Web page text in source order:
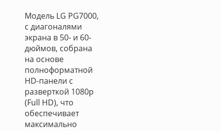
Модель LG PG7000,
с диагоналями
экрана в 50- и 60-
дюймов, собрана
на основе
полноформатной
HD-панели с
разверткой 1080p
(Full HD), что
обеспечивает
максимально